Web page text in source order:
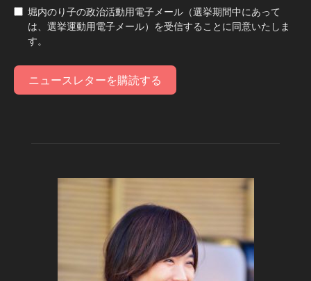
堀内のり子の政治活動用電子メール（選挙期間中にあって
は、選挙運動用電子メール）を受信することに同意いたしま
す。
ニュースレターを購読する